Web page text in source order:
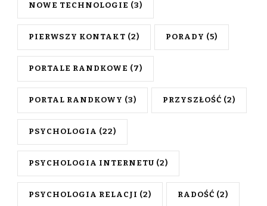
NOWE TECHNOLOGIE (3)
PIERWSZY KONTAKT (2) PORADY (5)
PORTALE RANDKOWE (7)
PORTAL RANDKOWY (3) PRZYSZŁOŚĆ (2)
PSYCHOLOGIA (22)
PSYCHOLOGIA INTERNETU (2)
PSYCHOLOGIA RELACJI (2) RADOŚĆ (2)